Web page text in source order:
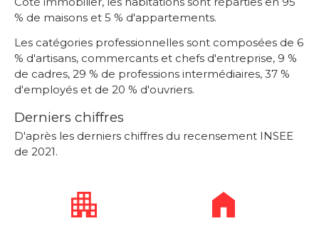
% de maisons et 5 % d'appartements.
Les catégories professionnelles sont composées de 6
% d'artisans, commercants et chefs d'entreprise, 9 %
de cadres, 29 % de professions intermédiaires, 37 %
d'employés et de 20 % d'ouvriers.
Derniers chiffres
D'après les derniers chiffres du recensement INSEE
de 2021.